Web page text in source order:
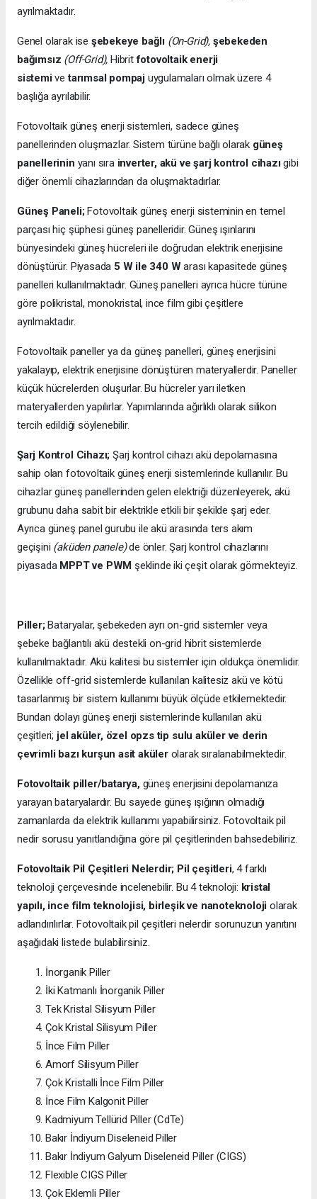
ayrılmaktadır.
Genel olarak ise şebekeye bağlı (On-Grid), şebekeden
bağımsız (Off-Grid), Hibritfotovoltaik enerji
sistemivetarımsal pompaj uygulamaları olmak üzere 4
başlığa ayrılabilir.
Fotovoltaik güneş enerji sistemleri, sadece güneş
panellerinden oluşmazlar. Sistem türüne bağlı olarak güneş
panellerinin yanı sıra inverter, akü ve şarj kontrol cihazıgibi
diğer önemli cihazlarından da oluşmaktadırlar.
Güneş Paneli;Fotovoltaik güneş enerji sisteminin en temel
parçası hiç şüphesi güneş panelleridir. Güneş ışınlarını
bünyesindeki güneş hücreleri ile doğrudan elektrik enerjisine
dönüştürür. Piyasada 5 W ile 340 Warası kapasitede güneş
panelleri kullanılmaktadır. Güneş panelleri ayrıca hücre türüne
göre polikristal, monokristal, ince film gibi çeşitlere
ayrılmaktadır.
Fotovoltaik paneller ya da güneş panelleri, güneş enerjisini
yakalayıp, elektrik enerjisine dönüştüren materyallerdir. Paneller
küçük hücrelerden oluşurlar. Bu hücreler yarı iletken
materyallerden yapılırlar. Yapımlarında ağırlıklı olarak silikon
tercih edildiği söylenebilir.
Şarj Kontrol Cihazı; Şarj kontrol cihazı akü depolamasına
sahip olan fotovoltaik güneş enerji sistemlerinde kullanılır. Bu
cihazlar güneş panellerinden gelen elektriği düzenleyerek, akü
grubunu daha sabit bir elektrikle etkili bir şekilde şarj eder.
Ayrıca güneş panel gurubu ile akü arasında ters akım
geçişini (aküden panele)de önler. Şarj kontrol cihazlarını
piyasada MPPT ve PWM şeklinde iki çeşit olarak görmekteyiz.
Piller;Bataryalar, şebekeden ayrı on-grid sistemler veya
şebeke bağlantılı akü destekli on-grid hibrit sistemlerde
kullanılmaktadır. Akü kalitesi bu sistemler için oldukça önemlidir.
Özellikle off-grid sistemlerde kullanılan kalitesiz akü ve kötü
tasarlanmış bir sistem kullanımı büyük ölçüde etkilemektedir.
Bundan dolayı güneş enerji sistemlerinde kullanılan akü
çeşitleri; jel aküler, özel opzs tip sulu aküler ve derin
çevrimli bazı kurşun asit akülerolarak sıralanabilmektedir.
Fotovoltaik piller/batarya,güneş enerjisini depolamanıza
yarayan bataryalardır. Bu sayede güneş ışığının olmadığı
zamanlarda da elektrik kullanımı yapabilirsiniz. Fotovoltaik pil
nedir sorusu yanıtlandığına göre pil çeşitlerinden bahsedebiliriz.
Fotovoltaik Pil Çeşitleri Nelerdir; Pil çeşitleri, 4 farklı
teknoloji çerçevesinde incelenebilir. Bu 4 teknoloji: kristal
yapılı, ince film teknolojisi, birleşik ve nanoteknoloji olarak
adlandırılırlar. Fotovoltaik pil çeşitleri nelerdir sorunuzun yanıtını
aşağıdaki listede bulabilirsiniz.
İnorganik Piller
İki Katmanlı İnorganik Piller
Tek Kristal Silisyum Piller
Çok Kristal Silisyum Piller
İnce Film Piller
Amorf Silisyum Piller
Çok Kristalli İnce Film Piller
İnce Film Kalgonit Piller
Kadmiyum Tellürid Piller (CdTe)
Bakır İndiyum Diseleneid Piller
Bakır İndiyum Galyum Diseleneid Piller (CIGS)
Flexible CIGS Piller
Çok Eklemli Piller